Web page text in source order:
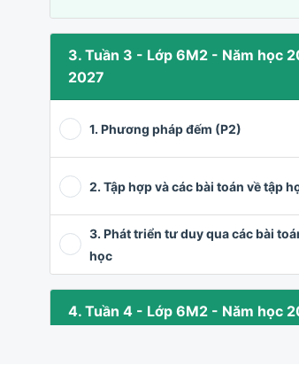
3. Tuần 3 - Lớp 6M2 - Năm học
2027
1. Phương pháp đếm (P2)
2. Tập hợp và các bài toán về tập
3. Phát triển tư duy qua các bài
học
4. Tuần 4 - Lớp 6M2 - Năm học